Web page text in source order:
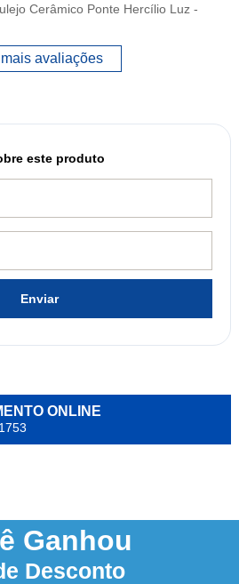
Cerâmico Ponte Hercílio Luz -
avaliações
este produto
Enviar
ONLINE
@alianda_oficial
à vista no boleto ou pix
Ganhou
Desconto